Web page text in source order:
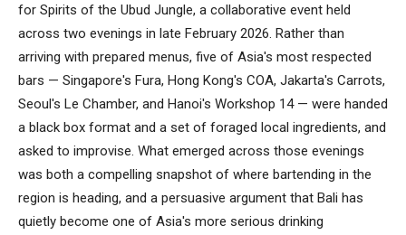
for Spirits of the Ubud Jungle, a collaborative event held
across two evenings in late February 2026. Rather than
arriving with prepared menus, five of Asia's most respected
bars — Singapore's Fura, Hong Kong's COA, Jakarta's Carrots,
Seoul's Le Chamber, and Hanoi's Workshop 14 — were handed
a black box format and a set of foraged local ingredients, and
asked to improvise. What emerged across those evenings
was both a compelling snapshot of where bartending in the
region is heading, and a persuasive argument that Bali has
quietly become one of Asia's more serious drinking